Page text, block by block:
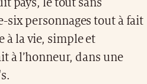
pays, le tout sans
six personnages tout à fait
à la vie, simple et
à l’honneur, dans une